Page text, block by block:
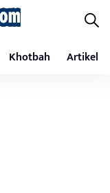
Khotbah Artikel